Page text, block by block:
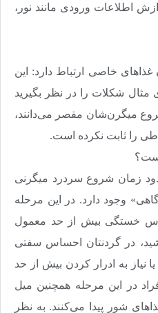
اطلاعات ورودی مانند نور،
خاصی ارتباط دارد: این
مثال شکلات را در نظر بگیرید
میگرن‌شان مقصر می‌دانند،
را ثابت نکرده است.
زمان شروع سردرد میگرنی
وجود دارد. در این مرحله
خستگی بیش از حد معمول
در گردنتان احساس سفتی
نیاز به ادرار کردن بیش از حد
در این مرحله همچنین میل
شور پیدا می‌کنند. به نظر